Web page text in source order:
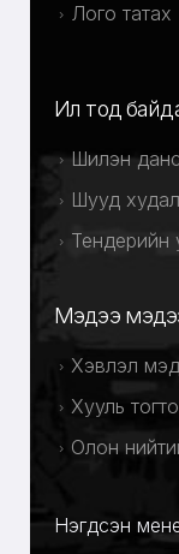
Лого татах
Ил тод
Шилэн
Шууд
Тендерийн
Мэдээ
Хэвлэл
Хууль
Олон
Нэгдсэн